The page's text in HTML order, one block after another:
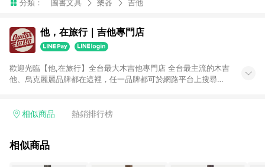
分類： 圖書文具 樂器 吉他
他，在旅行｜吉他專門店
歡迎光臨【他,在旅行】全台最大木吉他專門店 全台最主流的木吉
他、烏克麗麗品牌都在這裡，任一品牌都可於網路平台上搜尋得
距，我們會在出貨前調整至最佳，再保有一年的免費調整服務，
吉他、吉他麗麗......保證全台最齊全。
相似商品 熱銷排行榜
相似商品